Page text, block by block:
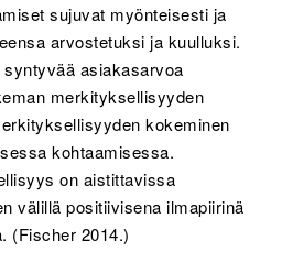
sujuvat myönteisesti ja
arvostetuksi ja kuulluksi.
asiakasarvoa
merkityksellisyyden
kokeminen
kohtaamisessa.
on aistittavissa
välillä positiivisena ilmapiirinä
(Fischer 2014.)